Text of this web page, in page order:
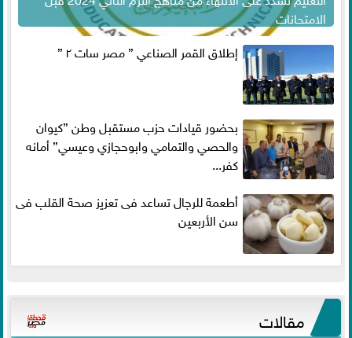
الامتحانات
إطلاق القمر الصناعي ” مصر سات ٢ ”
بحضور قيادات حزب مستقبل وطن ”كيوان
والحصي والتمامي وابوحجازي وعيسي” أمانه
كفر...
أطعمة للرجال تساعد فى تعزيز صحة القلب فى
سن الأربعين
مقالات